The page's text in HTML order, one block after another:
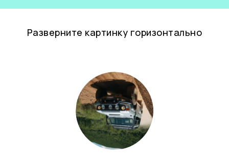
Разверните картинку горизонтально